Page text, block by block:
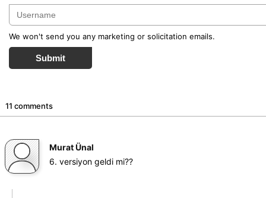
We won't send you any marketing or solicitation emails.
Submit
11 comments
Murat Ünal
6. versiyon geldi mi??